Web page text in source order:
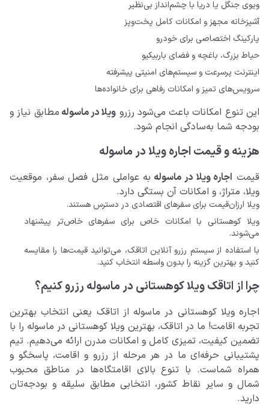
ویوی جنگل یا دریا با چشم‌انداز بی‌نظیر
آشپزخانه مجهز و امکانات کامل پخت‌وپز
پارکینگ اختصاصی برای خودرو
حیاط بزرگ، باغچه و فضای باربیکیو
اینترنت پرسرعت و سیستم‌های امنیتی پیشرفته
سرویس‌های تمیز و امکانات رفاهی برای خانواده‌ها
این تنوع امکانات باعث می‌شود رزرو ویلا‌ در ماسوله مطابق نیاز و
بودجه شما به‌سادگی انجام شود.
هزینه و قیمت اجاره ویلا در ماسوله
قیمت اجاره ویلا در ماسوله به عواملی مثل فصل سفر، موقعیت
ویلا، متراژ، و امکانات آن بستگی دارد.
ویلا ارزان‌قیمت برای سفرهای اقتصادی در دسترس هستند.
ویلا کوهستانی با امکانات خاص برای سفرهای خاص‌تر پیشنهاد
می‌شوند.
با استفاده از سیستم رزرو آنلاین اتاقک، می‌توانید قیمت‌ها را مقایسه
کنید و بهترین گزینه را بدون واسطه انتخاب کنید.
چرا از اتاقک ویلا کوهستانی در ماسوله رزرو کنیم؟
اجاره ویلا کوهستانی در ماسوله از اتاقک یعنی انتخاب بهترین
تجربه اقامت! ما در اتاقک، بهترین ویلا کوهستانی در ماسوله را با
تضمین کیفیت، تمیزی کامل و امکانات مدرن ارائه می‌دهیم. تیم
پشتیبانی حرفه‌ای ما در هر مرحله از رزرو و اقامت، پاسخگو و
همراه شماست. با تنوع بالای اقامتگاه‌ها در مناطق محبوب
شمال و سایر نقاط کشور، انتخابی مطابق سلیقه و بودجه‌تان
دارید.